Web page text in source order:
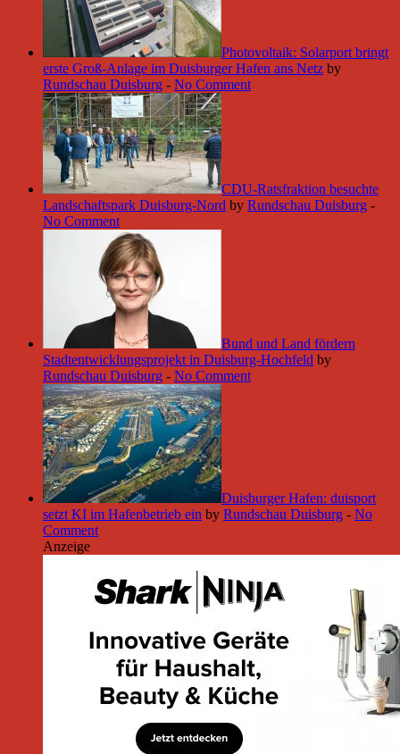
Photovoltaik: Solarport bringt
erste Groß-Anlage im Duisburger Hafen ans Netz by
Rundschau Duisburg - No Comment
CDU-Ratsfraktion besuchte
Landschaftspark Duisburg-Nord by Rundschau Duisburg -
No Comment
Bund und Land fördern
Stadtentwicklungsprojekt in Duisburg-Hochfeld by
Rundschau Duisburg - No Comment
Duisburger Hafen: duisport
setzt KI im Hafenbetrieb ein by Rundschau Duisburg - No
Comment
Anzeige